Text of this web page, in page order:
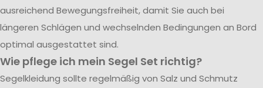
ausreichend Bewegungsfreiheit, damit Sie auch bei
längeren Schlägen und wechselnden Bedingungen an Bord
optimal ausgestattet sind.
Wie pflege ich mein Segel Set richtig?
Segelkleidung sollte regelmäßig von Salz und Schmutz